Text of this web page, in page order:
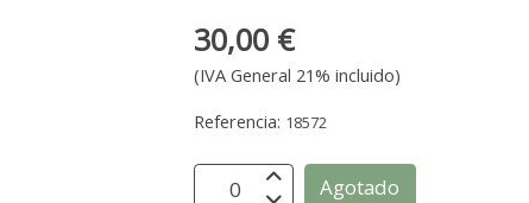
30,00 €
(IVA General 21% incluido)
Referencia: 18572
Agotado